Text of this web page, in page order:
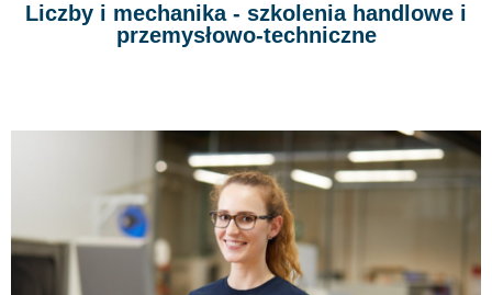
Liczby i mechanika - szkolenia handlowe i
przemysłowo-techniczne